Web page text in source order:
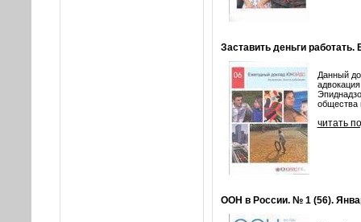
Заставить деньги
Данный
общества
читать
ООН в России. № 1 (56).